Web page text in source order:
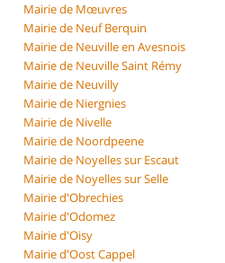
Mairie de Mœuvres
Mairie de Neuf Berquin
Mairie de Neuville en Avesnois
Mairie de Neuville Saint Rémy
Mairie de Neuvilly
Mairie de Niergnies
Mairie de Nivelle
Mairie de Noordpeene
Mairie de Noyelles sur Escaut
Mairie de Noyelles sur Selle
Mairie d'Obrechies
Mairie d'Odomez
Mairie d'Oisy
Mairie d'Oost Cappel